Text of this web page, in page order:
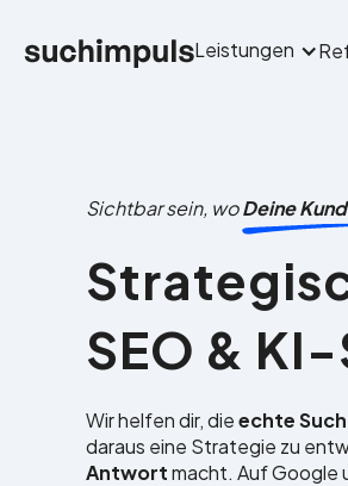
Leistungen
Sichtbar sein, woDeine
SEO &
Wir helfen dir, dieechte
daraus eine Strategie zu
Antwortmacht. Auf Google